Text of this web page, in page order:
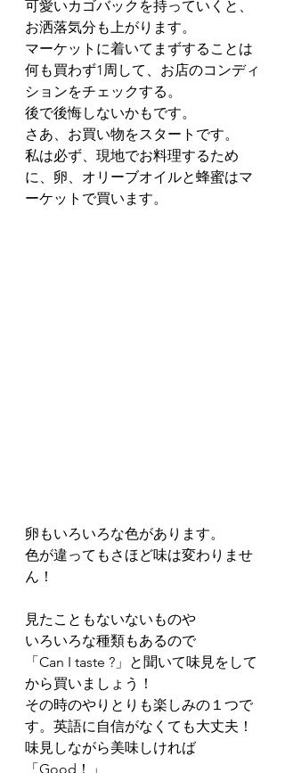
可愛いカゴバックを持っていくと、
お洒落気分も上がります。
マーケットに着いてまずすることは
何も買わず1周して、お店のコンディ
ションをチェックする。
後で後悔しないかもです。
さあ、お買い物をスタートです。
私は必ず、現地でお料理するため
に、卵、オリーブオイルと蜂蜜はマ
ーケットで買います。
卵もいろいろな色があります。
色が違ってもさほど味は変わりませ
ん！
見たこともないないものや
いろいろな種類もあるので
「Can I taste ?」と聞いて味見をして
から買いましょう！
その時のやりとりも楽しみの１つで
す。英語に自信がなくても大丈夫！
味見しながら美味しければ
「Good！」